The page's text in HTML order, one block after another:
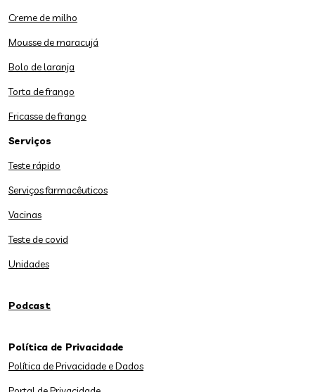
Creme de milho
Mousse de maracujá
Bolo de laranja
Torta de frango
Fricasse de frango
Serviços
Teste rápido
Serviços farmacêuticos
Vacinas
Teste de covid
Unidades
Podcast
Política de Privacidade
Política de Privacidade e Dados